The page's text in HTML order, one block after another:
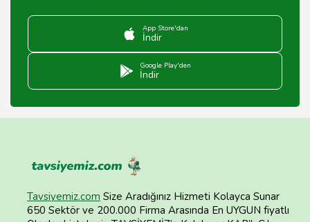
App Store'dan
İndir
Google Play'den
İndir
Tavsiyemiz.com Size Aradığınız Hizmeti Kolayca Sunar
650 Sektör ve 200.000 Firma Arasında En UYGUN fiyatlı